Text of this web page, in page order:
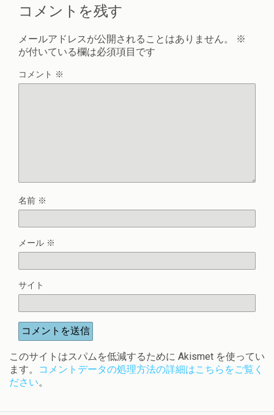
コメントを残す
メールアドレスが公開されることはありません。
※
が付いている欄は必須項目です
コメント ※
名前 ※
メール ※
サイト
このサイトはスパムを低減するために Akismet を使ってい
ます。
コメントデータの処理方法の詳細はこちらをご覧く
ださい。